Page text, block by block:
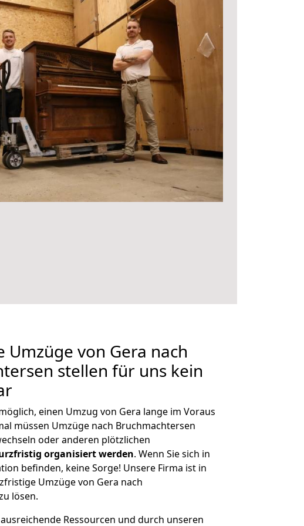
Umzüge von Gera nach
stellen für uns kein
einen Umzug von Gera lange im Voraus
müssen Umzüge nach Bruchmachtersen
oder anderen plötzlichen
organisiert werden. Wenn Sie sich in
befinden, keine Sorge! Unsere Firma ist in
Umzüge von Gera nach
lösen.
Ressourcen und durch unseren